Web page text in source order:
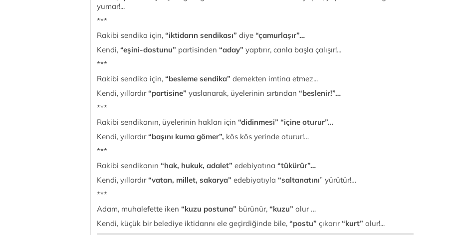
yumar!...
***
Rakibi sendika için, “iktidarın sendikası” diye “çamurlaşır”…
Kendi, “eşini-dostunu” partisinden “aday” yaptırır, canla başla çalışır!...
***
Rakibi sendika için, “besleme sendika” demekten imtina etmez...
Kendi, yıllardır“partisine” yaslanarak, üyelerinin sırtından “beslenir!”…
***
Rakibi sendikanın, üyelerinin hakları için “didinmesi” “içine oturur”…
Kendi, yıllardır“başını kuma gömer”, kös kös yerinde oturur!…
***
Rakibi sendikanın “hak, hukuk, adalet” edebiyatına “tükürür”…
Kendi, yıllardır“vatan, millet, sakarya” edebiyatıyla “saltanatını” yürütür!…
***
Adam, muhalefette iken “kuzu postuna” bürünür, “kuzu” olur …
Kendi, küçük bir belediye iktidarını ele geçirdiğinde bile, “postu” çıkarır“kurt” olur!...